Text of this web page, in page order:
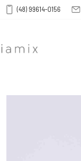
(48) 99614-0156